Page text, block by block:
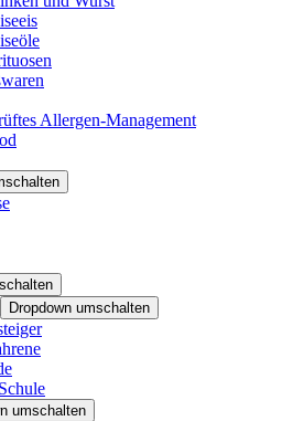
Allergen-Management
Dropdown umschalten
umschalten